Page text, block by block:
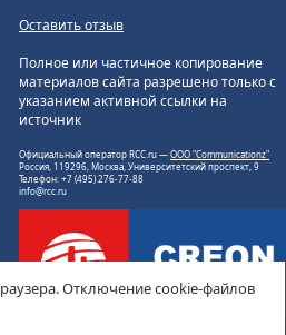
Оставить отзыв
Полное или частичное копирование
материалов сайта разрешено только с
указанием активной ссылки на
источник
Официальный оператор RCC.ru —ООО "Communicationz"
Россия, 119296, Москва, Университетский проспект, 9
Телефон: +7 (495) 276-77-88
info@rcc.ru
Отключение cookie-файлов